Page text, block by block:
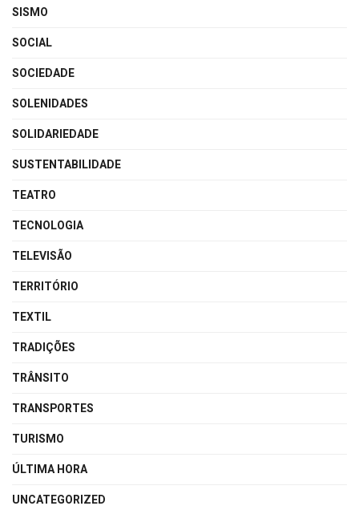
SISMO
SOCIAL
SOCIEDADE
SOLENIDADES
SOLIDARIEDADE
SUSTENTABILIDADE
TEATRO
TECNOLOGIA
TELEVISÃO
TERRITÓRIO
TEXTIL
TRADIÇÕES
TRÂNSITO
TRANSPORTES
TURISMO
ÚLTIMA HORA
UNCATEGORIZED